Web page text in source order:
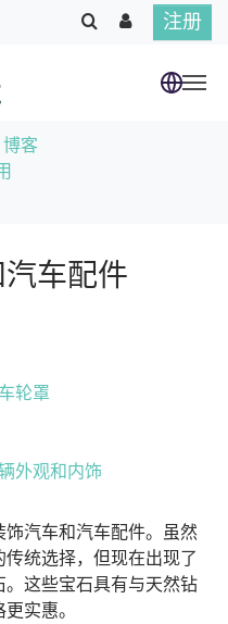
注册
博客
车配件
轮罩
外观和内饰
汽车和汽车配件。虽然
统选择，但现在出现了
这些宝石具有与天然钻
实惠。